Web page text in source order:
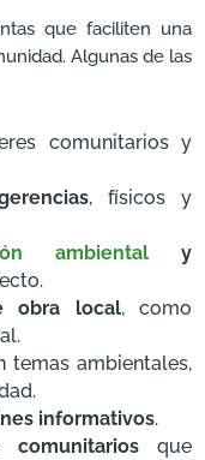
que faciliten una
Algunas de las
comunitarios y
, físicos y
ambiental y
obra local, como
temas ambientales,
informativos.
comunitariosque